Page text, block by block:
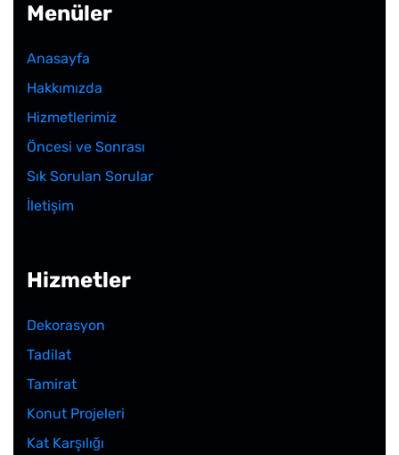
Menüler
Anasayfa
Hakkımızda
Hizmetlerimiz
Öncesi ve Sonrası
Sık Sorulan Sorular
İletişim
Hizmetler
Dekorasyon
Tadilat
Tamirat
Konut Projeleri
Kat Karşılığı